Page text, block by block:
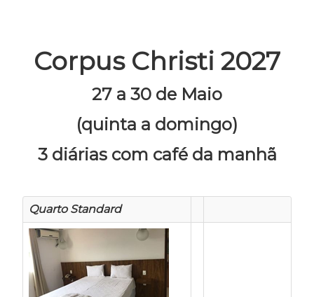
Corpus Christi 2027
27 a 30 de Maio
(quinta a domingo)
3 diárias com café da manhã
Quarto Standard